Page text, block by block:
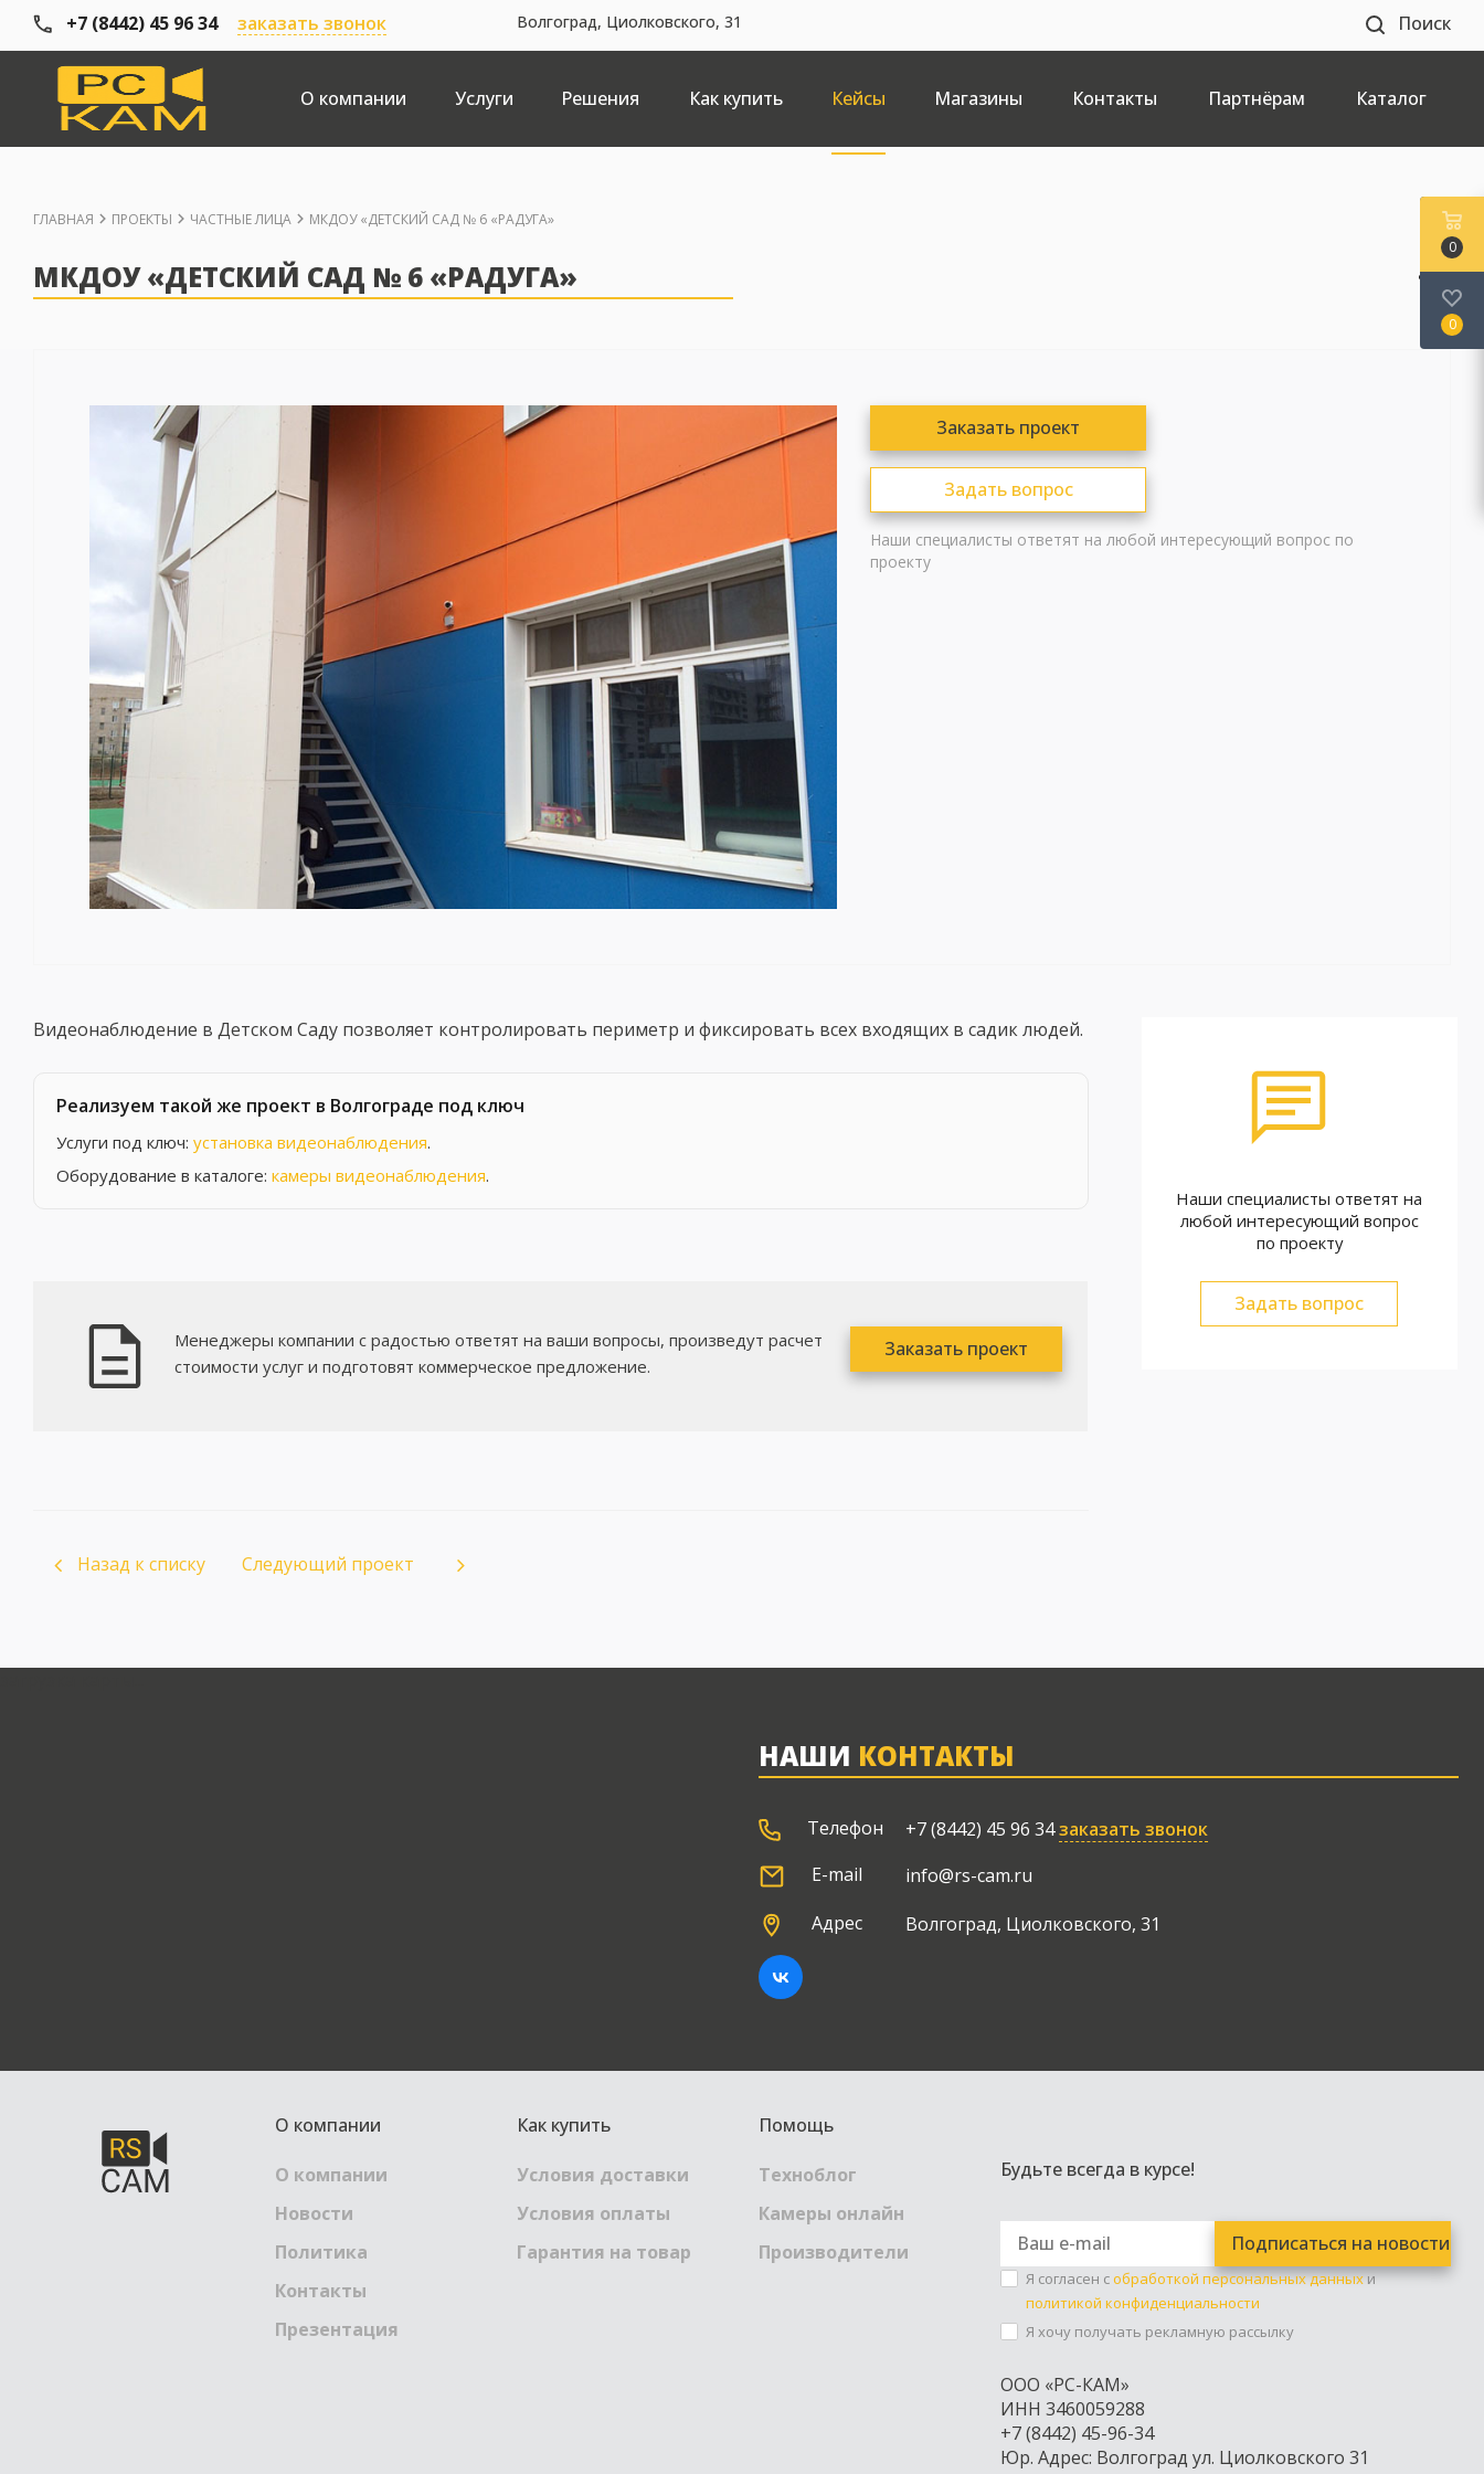
+7 (8442) 45 96 34 заказать звонок Волгоград, Циолковского, 31 Поиск
О компании Услуги Решения Как купить Кейсы Магазины Контакты Партнёрам Каталог
ГЛАВНАЯ ПРОЕКТЫ ЧАСТНЫЕ ЛИЦА МКДОУ «ДЕТСКИЙ САД № 6 «РАДУГА»
МКДОУ «ДЕТСКИЙ САД № 6 «РАДУГА»
Заказать проект
Задать вопрос
Наши специалисты ответят на любой интересующий вопрос по
проекту
Видеонаблюдение в Детском Саду позволяет контролировать периметр и фиксировать всех входящих в садик людей.
Реализуем такой же проект в Волгограде под ключ
Услуги под ключ: установка видеонаблюдения.
Оборудование в каталоге: камеры видеонаблюдения.
Наши специалисты ответят на
любой интересующий вопрос
по проекту
Задать вопрос
Менеджеры компании с радостью ответят на ваши вопросы, произведут расчет
стоимости услуг и подготовят коммерческое предложение.
Заказать проект
Назад к списку Следующий проект
НАШИ КОНТАКТЫ
Телефон +7 (8442) 45 96 34заказать звонок
E-mail
info@rs-cam.ru
Адрес
Волгоград, Циолковского, 31
О компании
О компании
Новости
Политика
Контакты
Презентация
Как купить
Условия доставки
Условия оплаты
Гарантия на товар
Помощь
Техноблог
Камеры онлайн
Производители
Будьте всегда в курсе!
Я согласен собработкой персональных данныхи
политикой конфиденциальности
Я хочу получать рекламную рассылку
ООО «РС-КАМ»
ИНН 3460059288
+7 (8442) 45-96-34
Юр. Адрес: Волгоград ул. Циолковского 31
0
0